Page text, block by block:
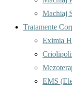
Machiaj
Tratamente
Eximia
EMS